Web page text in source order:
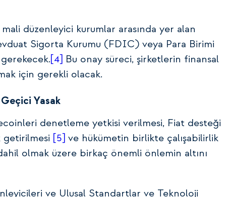
düzenleyici kurumlar arasında yer alan
Sigorta Kurumu (FDIC) veya Para Birimi
[4] Bu onay süreci, şirketlerin finansal
için gerekli olacak.
Yasak
denetleme yetkisi verilmesi, Fiat desteği
getirilmesi [5] ve hükümetin birlikte çalışabilirlik
olmak üzere birkaç önemli önlemin altını
ve Ulusal Standartlar ve Teknoloji